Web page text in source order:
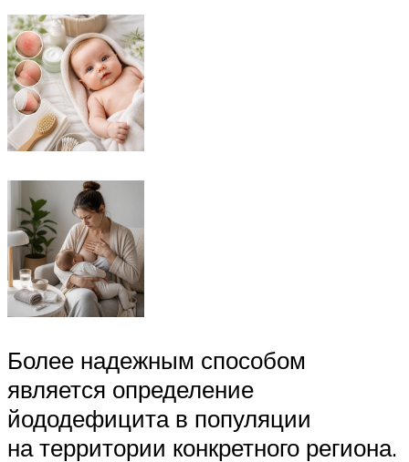
Более надежным способом
является определение
йододефицита в популяции
на территории конкретного региона.